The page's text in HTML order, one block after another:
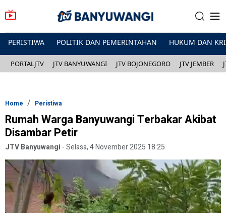
PERISTIWA POLITIK DAN PEMERINTAHAN HUKUM DAN
PORTALJTV JTV BANYUWANGI JTV BOJONEGORO JTV JEMBER
Home Peristiwa
Rumah Warga Banyuwangi Terbakar Akibat
Disambar Petir
JTV Banyuwangi -Selasa, 4 November 2025 18:25